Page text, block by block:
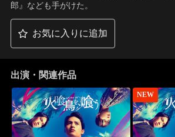
郎』なども手がけた。
お気に入りに追加
出演・関連作品
NEW